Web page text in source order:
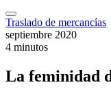
Traslado de mercancías
septiembre 2020
4 minutos
La feminidad